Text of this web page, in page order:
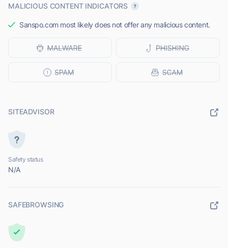
MALICIOUS CONTENT INDICATORS
Sanspo.com most likely does not offer any malicious content.
SITEADVISOR
Safety status
N/A
SAFEBROWSING